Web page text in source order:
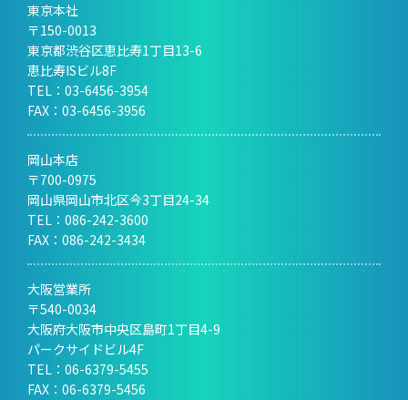
東京本社
〒150-0013
東京都渋谷区恵比寿1丁目13-6
恵比寿ISビル8F
TEL： 03-6456-3954
FAX：03-6456-3956
岡山本店
〒700-0975
岡山県岡山市北区今3丁目24-34
TEL： 086-242-3600
FAX：086-242-3434
大阪営業所
〒540-0034
大阪府大阪市中央区島町1丁目4-9
パークサイドビル4F
TEL： 06-6379-5455
FAX：06-6379-5456